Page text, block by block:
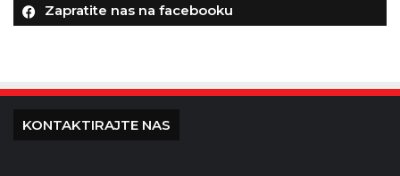
Zapratite nas na facebooku
KONTAKTIRAJTE NAS